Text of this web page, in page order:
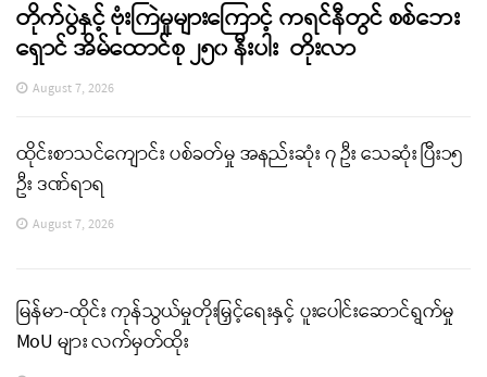
တိုက်ပွဲနှင့် ဗုံးကြဲမှုများကြောင့် ကရင်နီတွင် စစ်ဘေး
ရှောင် အိမ်ထောင်စု ၂၅၀ နီးပါး တိုးလာ
August 7, 2026
ထိုင်းစာသင်ကျောင်း ပစ်ခတ်မှု အနည်းဆုံး ၇ ဦး သေဆုံး ပြီး၁၅
ဦး ဒဏ်ရာရ
August 7, 2026
မြန်မာ-ထိုင်း ကုန်သွယ်မှုတိုးမြှင့်ရေးနှင့် ပူးပေါင်းဆောင်ရွက်မှု
MoU များ လက်မှတ်ထိုး